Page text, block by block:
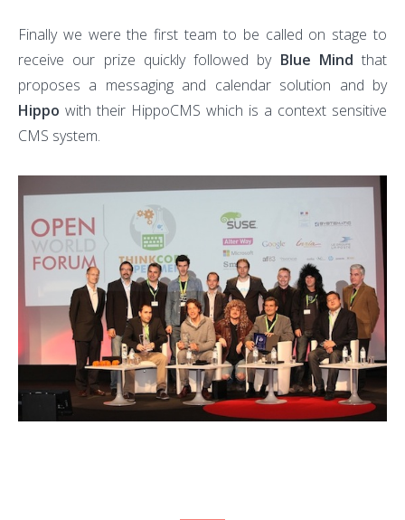
Finally we were the first team to be called on stage to
receive our prize quickly followed by Blue Mind that
proposes a messaging and calendar solution and by
Hippo with their HippoCMS which is a context sensitive
CMS system.